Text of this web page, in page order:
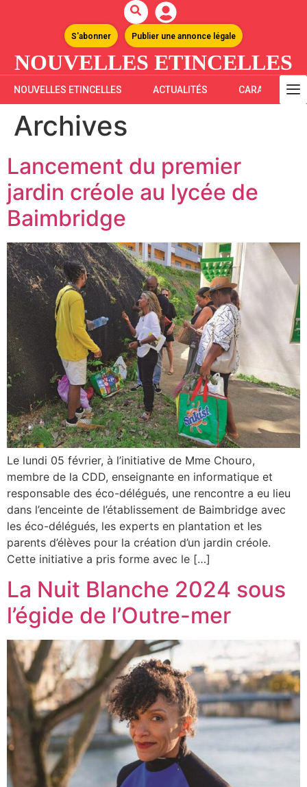
S'abonner Publier une annonce légale
NOUVELLES ETINCELLES
NOUVELLES ETINCELLES ACTUALITÉS CARAÏBES
Archives
Lancement du premier
jardin créole au lycée de
Baimbridge
Le lundi 05 février, à l’initiative de Mme Chouro,
membre de la CDD, enseignante en informatique et
responsable des éco-délégués, une rencontre a eu lieu
dans l’enceinte de l’établissement de Baimbridge avec
les éco-délégués, les experts en plantation et les
parents d’élèves pour la création d’un jardin créole.
Cette initiative a pris forme avec le […]
La Nuit Blanche 2024 sous
l’égide de l’Outre-mer